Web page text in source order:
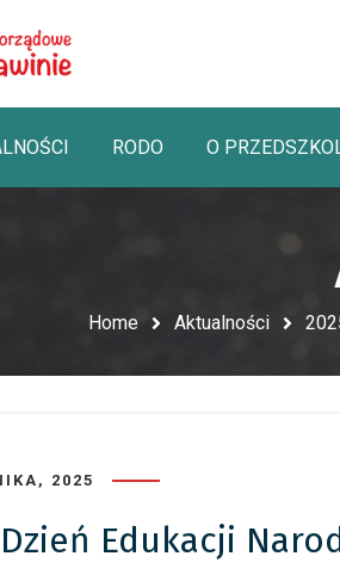
RODO O
Home Aktualności
2025
Edukacji